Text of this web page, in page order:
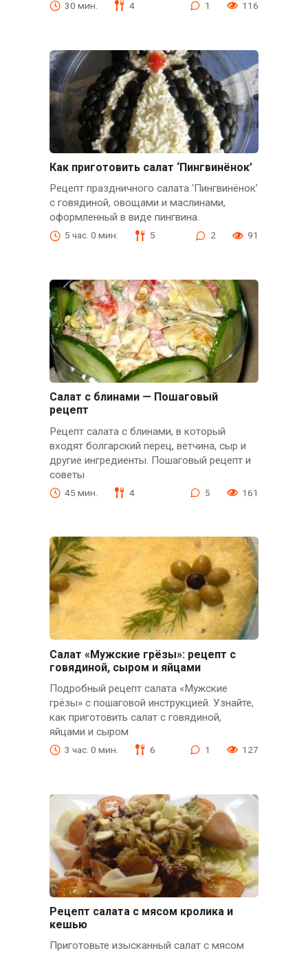
30 мин. 4 1 116
Как приготовить салат ‘Пингвинёнок’
Рецепт праздничного салата ‘Пингвинёнок’
с говядиной, овощами и маслинами,
оформленный в виде пингвина.
5 час. 0 мин. 5 2 91
Салат с блинами — Пошаговый
рецепт
Рецепт салата с блинами, в который
входят болгарский перец, ветчина, сыр и
другие ингредиенты. Пошаговый рецепт и
советы
45 мин. 4 5 161
Салат «Мужские грёзы»: рецепт с
говядиной, сыром и яйцами
Подробный рецепт салата «Мужские
грёзы» с пошаговой инструкцией. Узнайте,
как приготовить салат с говядиной,
яйцами и сыром
3 час. 0 мин. 6 1 127
Рецепт салата с мясом кролика и
кешью
Приготовьте изысканный салат с мясом